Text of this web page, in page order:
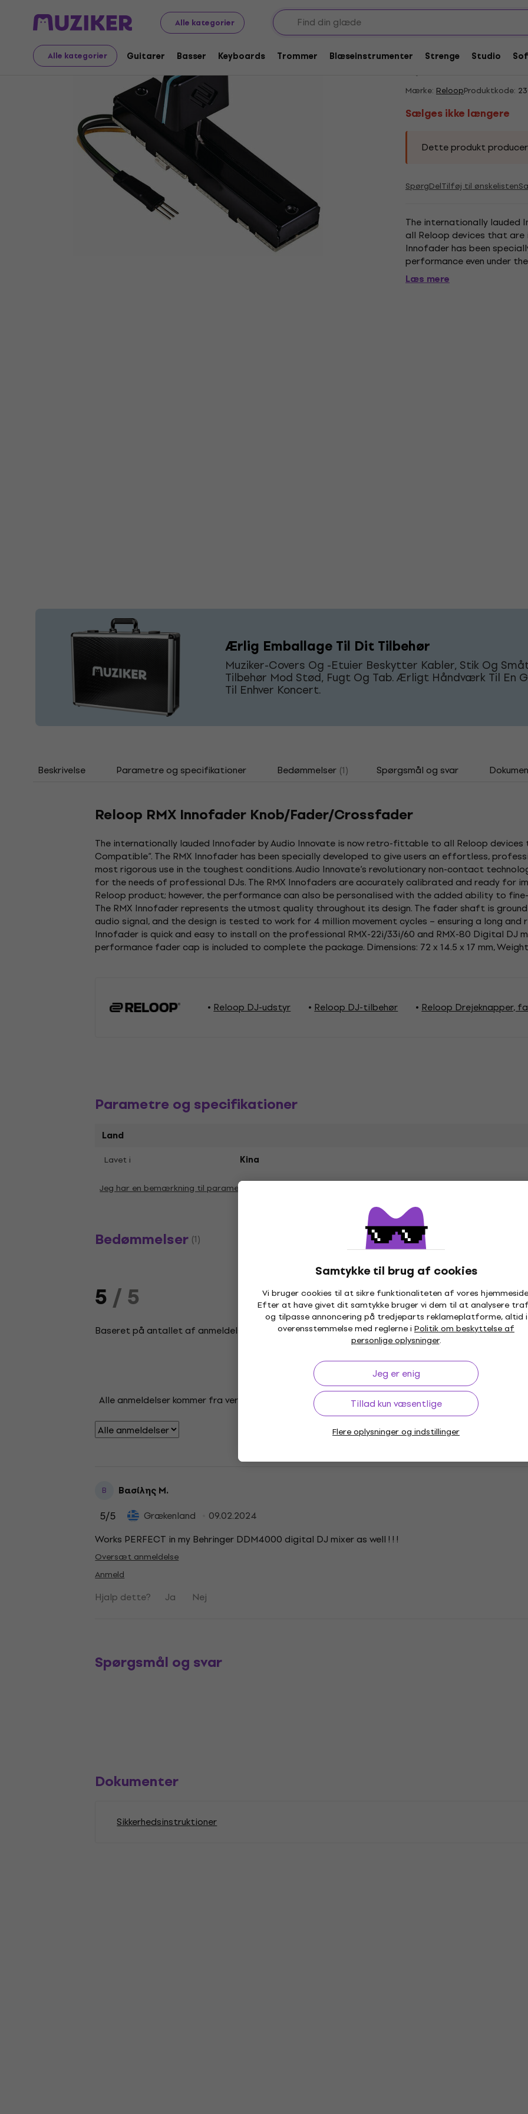
Alle kategorier
Alle kategorier Guitarer Basser Keyboards Trommer Blæseinstrumenter Strenge Studio
Samtykke til brug af cookies
Vi bruger cookies til at sikre funktionaliteten af vores
Efter at have givet dit samtykke bruger vi dem til at analysere
og tilpasse annoncering på tredjeparts reklameplatforme, altid i
overensstemmelse med reglerne i Politik om beskyttelse af
personlige oplysninger.
Jeg er enig
Tillad kun væsentlige
Flere oplysninger og indstillinger
Musikinstrumenter DJ DJ-tilbehør Drejeknapper, fadere og crossfadere
Sælges ikke længere
Sælges ikke længere
Reloop RMX
Mærke: ReloopProduktkode:
Sælges ikke længere
Dette produkt
SpørgDelTilføj til ønskelisten
The internationally lauded
all Reloop devices that are
Innofader has been
performance even under
Innovate‘s revolutionary...
Læs mere
Ærlig Emballage Til Dit Tilbehør
Muziker-Covers Og -Etuier Beskytter Kabler, Stik Og
Tilbehør Mod Stød, Fugt Og Tab. Ærligt Håndværk Til En
Til Enhver Koncert.
Beskrivelse Parametre og specifikationer Bedømmelser (1) Spørgsmål og svar
Reloop RMX Innofader Knob/Fader/Crossfader
The internationally lauded Innofader by Audio Innovate is now retro-fittable to all Reloop
Compatible“. The RMX Innofader has been specially developed to give users an effortless,
most rigorous use in the toughest conditions. Audio Innovate‘s revolutionary non-contact
for the needs of professional DJs. The RMX Innofaders are accurately calibrated and ready for
Reloop product; however, the performance can also be personalised with the added ability to
The RMX Innofader represents the utmost quality throughout its design. The fader shaft is
audio signal, and the design is tested to work for 4 million movement cycles – ensuring a long and
Innofader is quick and easy to install on the professional RMX-22i/33i/60 and RMX-80 Digital DJ
performance fader cap is included to complete the package. Dimensions: 72 x 14.5 x 17 mm,
Reloop DJ-udstyr Reloop DJ-tilbehør Reloop Drejeknapper,
Parametre og specifikationer
Land
Lavet i Kina
Jeg har en bemærkning til parametrene
Bedømmelser (1)
5/ 5
Baseret på antallet af anmeldelser: 1
Kundeanmeldelser af produktet
4 0
3 0
Alle anmeldelser kommer fra verificerede kunder, der tidligere har købt et produkt hos os.
Β Βασίλης Μ.
5/5 Grækenland
09.02.2024
Works PERFECT in my Behringer DDM4000 digital DJ mixer as well ! ! !
Oversæt anmeldelse
Anmeld
Hjalp dette? Ja Nej
Spørgsmål og svar
Dokumenter
Sikkerhedsinstruktioner